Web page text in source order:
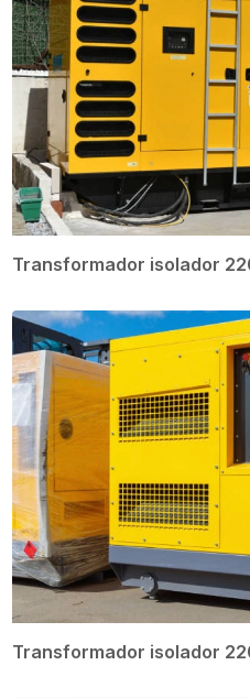
Transformador isolador
Transformador isolador